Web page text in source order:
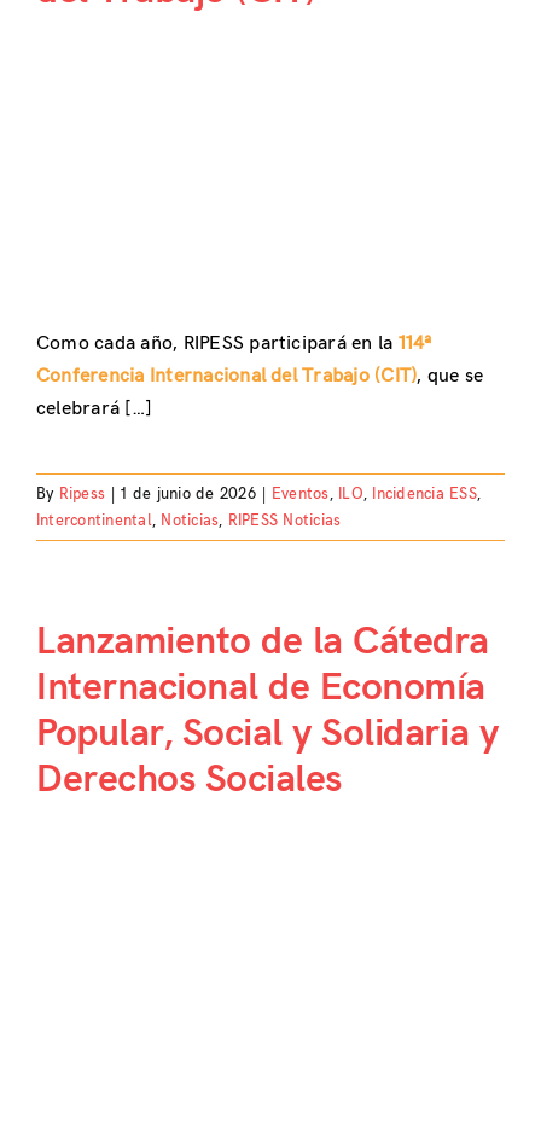
Como cada año, RIPESS participará en la 114ª
Conferencia Internacional del Trabajo (CIT), que se
celebrará […]
By Ripess | 1 de junio de 2026 | Eventos, ILO, Incidencia ESS,
Intercontinental, Noticias, RIPESS Noticias
Lanzamiento de la Cátedra
Internacional de Economía
Popular, Social y Solidaria y
Derechos Sociales